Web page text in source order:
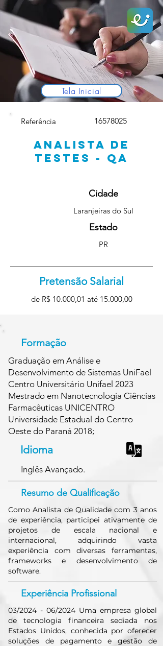
Tela Inicial
Referência 16578025
ANALISTA DE
TESTES - QA
Cidade
Laranjeiras do Sul
Estado
PR
Pretensão Salarial
de R$ 10.000,01 até 15.000,00
Formação
Graduação em Análise e
Desenvolvimento de Sistemas UniFael
Centro Universitário Unifael 2023
Mestrado em Nanotecnologia Ciências
Farmacêuticas UNICENTRO
Universidade Estadual do Centro
Oeste do Paraná 2018;
Idioma
Inglês Avançado.
Resumo de Qualificação
Como Analista de Qualidade com 3 anos
de experiência, participei ativamente de
projetos de escala nacional e
internacional, adquirindo vasta
experiência com diversas ferramentas,
frameworks e desenvolvimento de
software.
Experiência Profissional
03/2024 - 06/2024 Uma empresa global
de tecnologia financeira sediada nos
Estados Unidos, conhecida por oferecer
soluções de pagamento e gestão de